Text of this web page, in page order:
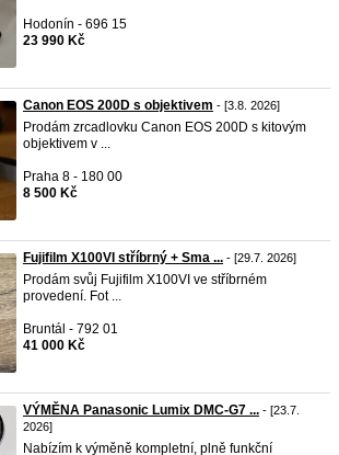
Hodonín - 696 15
23 990 Kč
Canon EOS 200D s objektivem - [3.8. 2026]
Prodám zrcadlovku Canon EOS 200D s kitovým
objektivem v ...
Praha 8 - 180 00
8 500 Kč
Fujifilm X100VI stříbrný + Sma ... - [29.7. 2026]
Prodám svůj Fujifilm X100VI ve stříbrném
provedení. Fot ...
Bruntál - 792 01
41 000 Kč
VÝMĚNA Panasonic Lumix DMC-G7 ... - [23.7.
2026]
Nabízím k výměně kompletní, plně funkční